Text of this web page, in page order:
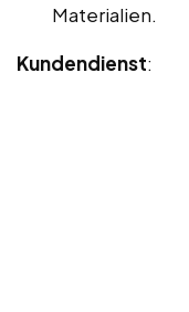
Materialien.
Kundendienst: